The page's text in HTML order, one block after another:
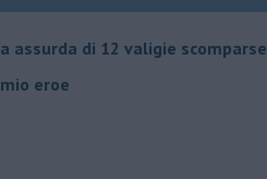
assurda di 12 valigie scomparse
eroe